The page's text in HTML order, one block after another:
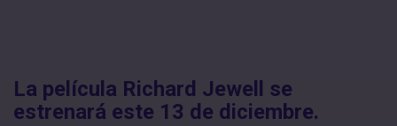
La película Richard Jewell se
estrenará este 13 de diciembre.